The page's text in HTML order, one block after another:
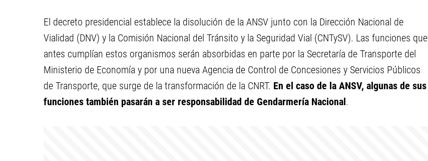
El decreto presidencial establece la disolución de la ANSV junto con la Dirección Nacional de
Vialidad (DNV) y la Comisión Nacional del Tránsito y la Seguridad Vial (CNTySV). Las funciones que
antes cumplían estos organismos serán absorbidas en parte por la Secretaría de Transporte del
Ministerio de Economía y por una nueva Agencia de Control de Concesiones y Servicios Públicos
de Transporte, que surge de la transformación de la CNRT. En el caso de la ANSV, algunas de sus
funciones también pasarán a ser responsabilidad de Gendarmería Nacional.